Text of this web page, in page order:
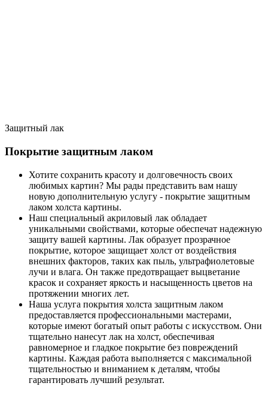
Защитный лак
Покрытие защитным лаком
Хотите сохранить красоту и долговечность своих
любимых картин? Мы рады представить вам нашу
новую дополнительную услугу - покрытие защитным
лаком холста картины.
Наш специальный акриловый лак обладает
уникальными свойствами, которые обеспечат надежную
защиту вашей картины. Лак образует прозрачное
покрытие, которое защищает холст от воздействия
внешних факторов, таких как пыль, ультрафиолетовые
лучи и влага. Он также предотвращает выцветание
красок и сохраняет яркость и насыщенность цветов на
протяжении многих лет.
Наша услуга покрытия холста защитным лаком
предоставляется профессиональными мастерами,
которые имеют богатый опыт работы с искусством. Они
тщательно нанесут лак на холст, обеспечивая
равномерное и гладкое покрытие без повреждений
картины. Каждая работа выполняется с максимальной
тщательностью и вниманием к деталям, чтобы
гарантировать лучший результат.